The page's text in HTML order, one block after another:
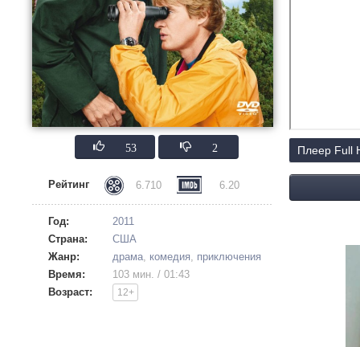
53 2
Рейтинг 6.710 6.20
Год:
2011
Страна:
США
Жанр:
драма, комедия, приключения
Время:
103 мин. / 01:43
Возраст:
12+
Плеер Full